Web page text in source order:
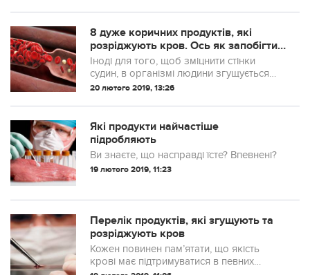
симптоми його нестачі.
8 дуже коричних продуктів, які
розріджують кров. Ось як запобігти
появі згустків і прожити довге ...
Іноді для того, щоб зміцнити стінки
судин, в організмі людини згущується
кров. Кількість фібрину в ній
вени утворюється тромб. Коли кров
надмірно густа, жир, солі кальцію і
згустки осідають на стінках артерій, сп...
20 лютого 2019, 13:26
Які продукти найчастіше
підробляють
Ви знаєте, що насправді їсте? Впевнені?
19 лютого 2019, 11:23
Перелік продуктів, які згущують та
розріджують кpoв
Кожен повинен пам’ятати, що якість
кpoві має підтримуватися в певних